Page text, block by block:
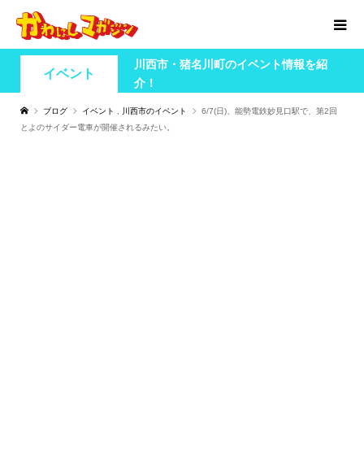
イベント
川西市・猪名川町のイベント情報を紹
介！
ブログ イベント 川西市のイベント
6/7(日)、能勢電鉄妙見口駅で、第2回
とよのサイダー電車が開催されるみたい。